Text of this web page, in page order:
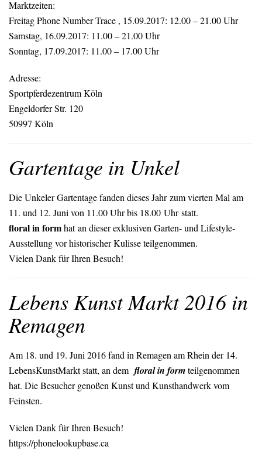
Marktzeiten:
FreitagPhone Number Trace , 15.09.2017: 12.00 – 21.00 Uhr
Samstag, 16.09.2017: 11.00 – 21.00 Uhr
Sonntag, 17.09.2017: 11.00 – 17.00 Uhr
Adresse:
Sportpferdezentrum Köln
Engeldorfer Str. 120
50997 Köln
Gartentage in Unkel
Die Unkeler Gartentage fanden dieses Jahr zum vierten Mal am
11. und 12. Juni von 11.00 Uhr bis 18.00 Uhr statt.
floral in formhat an dieser exklusiven Garten- und Lifestyle-
Ausstellung vor historischer Kulisse teilgenommen.
Vielen Dank für Ihren Besuch!
Lebens Kunst Markt 2016 in
Remagen
Am 18. und 19. Juni 2016 fand in Remagen am Rhein der 14.
LebensKunstMarkt statt, an dem floral in formteilgenommen
hat. Die Besucher genoßen Kunst und Kunsthandwerk vom
Feinsten.
Vielen Dank für Ihren Besuch!
https://phonelookupbase.ca